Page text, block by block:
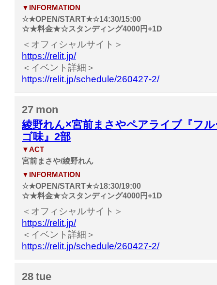
▼INFORMATION
☆★OPEN/START★☆14:30/15:00
☆★料金★☆スタンディング4000円+1D
＜オフィシャルサイト＞
https://relit.jp/
＜イベント詳細＞
https://relit.jp/schedule/260427-2/
27 mon
綾野れん×宮前まさやペアライブ『フ
ゴ味』2部
▼ACT
宮前まさや/綾野れん
▼INFORMATION
☆★OPEN/START★☆18:30/19:00
☆★料金★☆スタンディング4000円+1D
＜オフィシャルサイト＞
https://relit.jp/
＜イベント詳細＞
https://relit.jp/schedule/260427-2/
28 tue